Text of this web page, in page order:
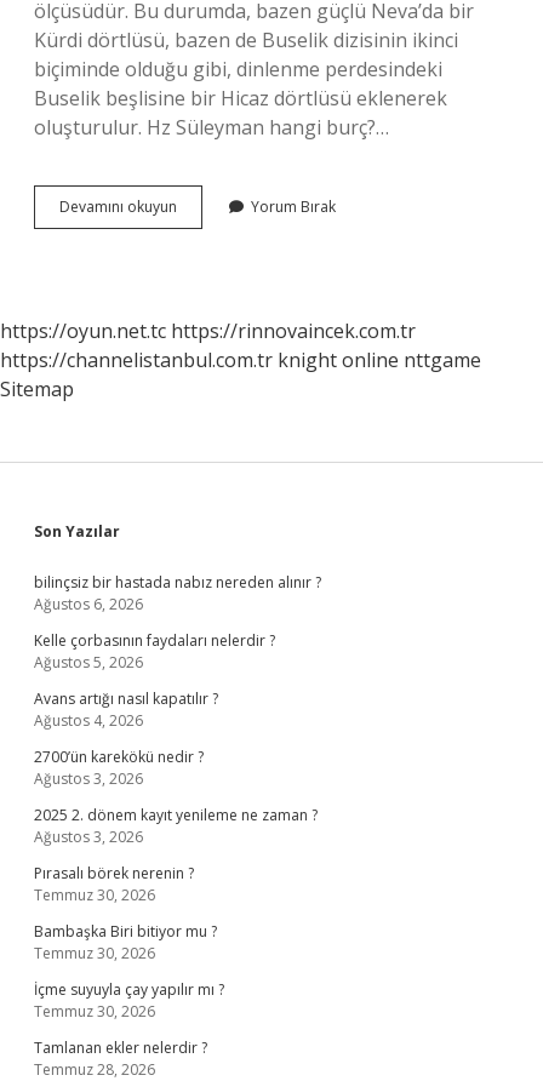
ölçüsüdür. Bu durumda, bazen güçlü Neva’da bir
Kürdi dörtlüsü, bazen de Buselik dizisinin ikinci
biçiminde olduğu gibi, dinlenme perdesindeki
Buselik beşlisine bir Hicaz dörtlüsü eklenerek
oluşturulur. Hz Süleyman hangi burç?…
Devamını okuyun Nihavend
Makamı
Yorum Bırak
https://oyun.net.tc https://rinnovaincek.com.tr
https://channelistanbul.com.tr knight online nttgame
Sitemap
Sidebar
Son Yazılar
bilinçsiz bir hastada nabız nereden alınır ?
Ağustos 6, 2026
Kelle çorbasının faydaları nelerdir ?
Ağustos 5, 2026
Avans artığı nasıl kapatılır ?
Ağustos 4, 2026
2700’ün karekökü nedir ?
Ağustos 3, 2026
2025 2. dönem kayıt yenileme ne zaman ?
Ağustos 3, 2026
Pırasalı börek nerenin ?
Temmuz 30, 2026
Bambaşka Biri bitiyor mu ?
Temmuz 30, 2026
İçme suyuyla çay yapılır mı ?
Temmuz 30, 2026
Tamlanan ekler nelerdir ?
Temmuz 28, 2026